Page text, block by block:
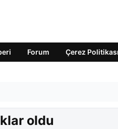
Forum Çerez Politikası
oldu